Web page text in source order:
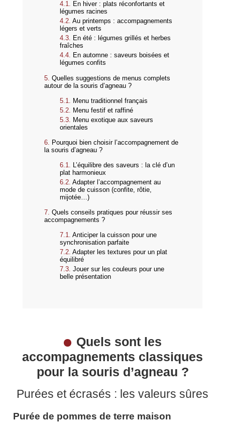
En hiver : plats réconfortants et
légumes racines
Au printemps : accompagnements
légers et verts
En été : légumes grillés et herbes
fraîches
En automne : saveurs boisées et
légumes confits
Quelles suggestions de menus complets
autour de la souris d’agneau ?
Menu traditionnel français
Menu festif et raffiné
Menu exotique aux saveurs
orientales
Pourquoi bien choisir l’accompagnement de
la souris d’agneau ?
L’équilibre des saveurs : la clé d’un
plat harmonieux
Adapter l’accompagnement au
mode de cuisson (confite, rôtie,
mijotée…)
Quels conseils pratiques pour réussir ses
accompagnements ?
Anticiper la cuisson pour une
synchronisation parfaite
Adapter les textures pour un plat
équilibré
Jouer sur les couleurs pour une
belle présentation
Quels sont les
accompagnements classiques
pour la souris d’agneau ?
Purées et écrasés : les valeurs sûres
Purée de pommes de terre maison